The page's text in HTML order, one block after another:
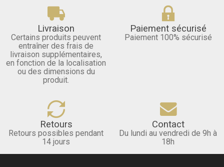
Livraison
Certains produits peuvent
entraîner des frais de
livraison supplémentaires,
en fonction de la localisation
ou des dimensions du
produit.
Paiement sécurisé
Paiement 100% sécurisé
Retours
Retours possibles pendant
14 jours
Contact
Du lundi au vendredi de 9h à
18h